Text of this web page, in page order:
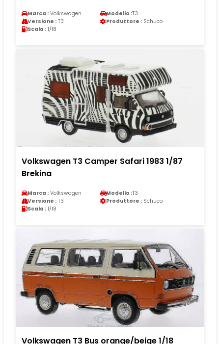
Marca : Volkswagen Modello :T3
Versione : T3 Produttore : Schuco
Scala : 1/18
Volkswagen T3 Camper Safari 1983 1/87
Brekina
Marca : Volkswagen Modello :T3
Versione : T3 Produttore : Schuco
Scala : 1/18
Volkswagen T3 Bus orange/beige 1/18